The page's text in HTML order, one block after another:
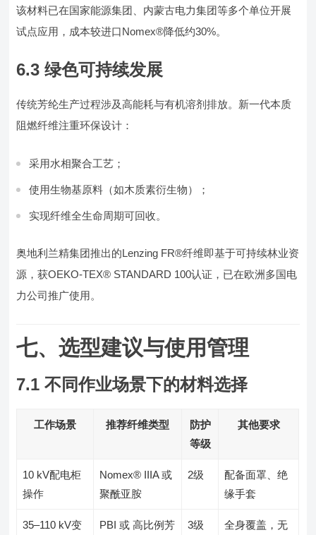
该材料已在国家能源集团、内蒙古电力集团等多个单位开展
试点应用，成本较进口Nomex®降低约30%。
6.3 绿色可持续发展
传统芳纶生产过程涉及高能耗与有机溶剂排放。新一代本质
阻燃纤维注重环保设计：
采用水相聚合工艺；
使用生物基原料（如木质素衍生物）；
实现纤维全生命周期可回收。
奥地利兰精集团推出的Lenzing FR®纤维即基于可持续林业资
源，获OEKO-TEX® STANDARD 100认证，已在欧洲多国电
力公司推广使用。
七、选型建议与使用管理
7.1 不同作业场景下的材料选择
工作场景 推荐纤维类型
防护
等级
其他要求
10 kV配电柜
操作
Nomex® IIIA 或
聚酰亚胺
2级
配备面罩、绝
缘手套
35–110 kV变
PBI 或 高比例芳
3级
全身覆盖，无